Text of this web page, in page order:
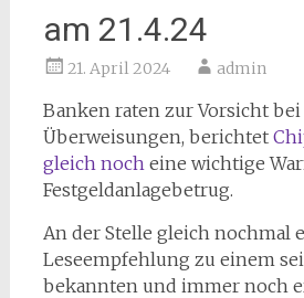
am 21.4.24
21. April 2024 admin
Banken raten zur Vorsicht
Überweisungen, berichtet
gleich nocheine wichtige
Festgeldanlagebetrug.
An der Stelle gleich nochmal
Leseempfehlung zu einem
bekannten und immer noch